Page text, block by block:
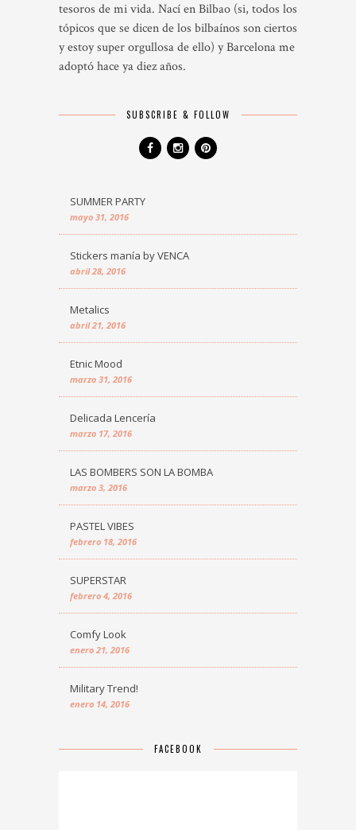
tesoros de mi vida. Nací en Bilbao (si, todos los
tópicos que se dicen de los bilbaínos son ciertos
y estoy super orgullosa de ello) y Barcelona me
adoptó hace ya diez años.
SUBSCRIBE & FOLLOW
SUMMER PARTY
mayo 31, 2016
Stickers manía by VENCA
abril 28, 2016
Metalics
abril 21, 2016
Etnic Mood
marzo 31, 2016
Delicada Lencería
marzo 17, 2016
LAS BOMBERS SON LA BOMBA
marzo 3, 2016
PASTEL VIBES
febrero 18, 2016
SUPERSTAR
febrero 4, 2016
Comfy Look
enero 21, 2016
Military Trend!
enero 14, 2016
FACEBOOK